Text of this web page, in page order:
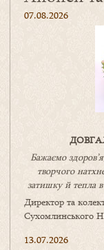
07.08.2026
Бажаємо
творчого
затишкуйтепла в
Директор та
Сухомлинського
13.07.2026